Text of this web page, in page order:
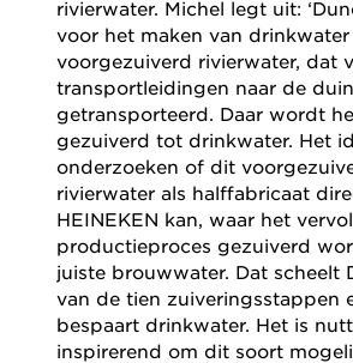
rivierwater. Michel legt uit:
voor het maken van drinkwater
voorgezuiverd rivierwater, dat
transportleidingen naar de
getransporteerd. Daar wordt
gezuiverd tot drinkwater. Het
onderzoeken of dit
rivierwater als halffabricaat
HEINEKEN kan, waar het
productieproces gezuiverd
juiste brouwwater. Dat scheelt
van de tien zuiveringsstappen
bespaart drinkwater. Het is
inspirerend om dit soort